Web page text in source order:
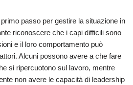
passo per gestire la situazione in
riconoscere che i capi difficili sono
e il loro comportamento può
Alcuni possono avere a che fare
si ripercuotono sul lavoro, mentre
non avere le capacità di leadership